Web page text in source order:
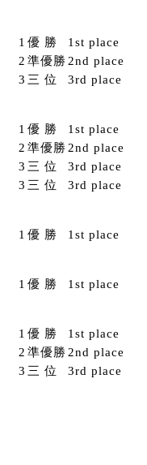
1 優 勝 1st place
2 準優勝 2nd place
3 三 位 3rd place
1 優 勝 1st place
2 準優勝 2nd place
3 三 位 3rd place
3 三 位 3rd place
1 優 勝 1st place
1 優 勝 1st place
1 優 勝 1st place
2 準優勝 2nd place
3 三 位 3rd place